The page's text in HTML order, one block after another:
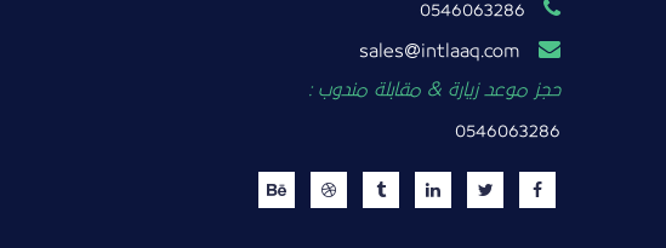
0546063286
intlaaq.com
حجز موعد زيارة & مقابلة مندوب :
0546063286